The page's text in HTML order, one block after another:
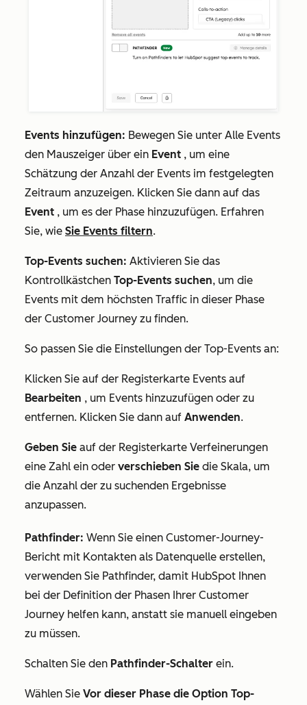
Events hinzufügen: Bewegen Sie unter Alle Events
den Mauszeiger über ein Event , um eine
Schätzung der Anzahl der Events im festgelegten
Zeitraum anzuzeigen. Klicken Sie dann auf das
Event , um es der Phase hinzuzufügen. Erfahren
Sie, wie Sie Events filtern.
Top-Events suchen: Aktivieren Sie das
Kontrollkästchen Top-Events suchen, um die
Events mit dem höchsten Traffic in dieser Phase
der Customer Journey zu finden.
So passen Sie die Einstellungen der Top-Events an:
Klicken Sie auf der Registerkarte Events auf
Bearbeiten , um Events hinzuzufügen oder zu
entfernen. Klicken Sie dann auf Anwenden.
Geben Sie auf der Registerkarte Verfeinerungen
eine Zahl ein oder verschieben Sie die Skala, um
die Anzahl der zu suchenden Ergebnisse
anzupassen.
Pathfinder: Wenn Sie einen Customer-Journey-
Bericht mit Kontakten als Datenquelle erstellen,
verwenden Sie Pathfinder, damit HubSpot Ihnen
bei der Definition der Phasen Ihrer Customer
Journey helfen kann, anstatt sie manuell eingeben
zu müssen.
Schalten Sie den Pathfinder-Schalter ein.
Wählen Sie Vor dieser Phase die Option Top-